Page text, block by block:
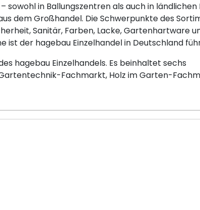
sowohl in Ballungszentren als auch in ländlichen
dem Großhandel. Die Schwerpunkte des
Sanitär, Farben, Lacke, Gartenhartware
der hagebau Einzelhandel in Deutschland
hagebau Einzelhandels. Es beinhaltet sechs
Fachmarkt, Holz im Garten-